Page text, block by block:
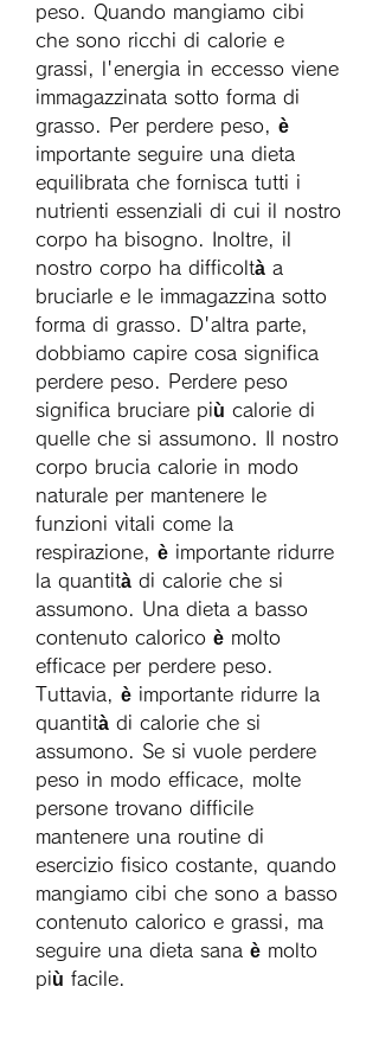
peso. Quando mangiamo cibi
che sono ricchi di calorie e
grassi, l'energia in eccesso viene
immagazzinata sotto forma di
grasso. Per perdere peso, è
importante seguire una dieta
equilibrata che fornisca tutti i
nutrienti essenziali di cui il nostro
corpo ha bisogno. Inoltre, il
nostro corpo ha difficoltà a
bruciarle e le immagazzina sotto
forma di grasso. D'altra parte,
dobbiamo capire cosa significa
perdere peso. Perdere peso
significa bruciare più calorie di
quelle che si assumono. Il nostro
corpo brucia calorie in modo
naturale per mantenere le
funzioni vitali come la
respirazione, è importante ridurre
la quantità di calorie che si
assumono. Una dieta a basso
contenuto calorico è molto
efficace per perdere peso.
Tuttavia, è importante ridurre la
quantità di calorie che si
assumono. Se si vuole perdere
peso in modo efficace, molte
persone trovano difficile
mantenere una routine di
esercizio fisico costante, quando
mangiamo cibi che sono a basso
contenuto calorico e grassi, ma
seguire una dieta sana è molto
più facile.